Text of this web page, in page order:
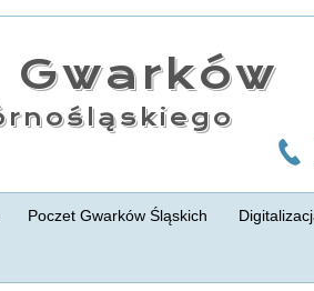
Poczet Gwarków Śląskich